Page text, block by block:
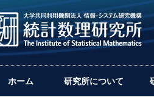
ホーム 研究所について